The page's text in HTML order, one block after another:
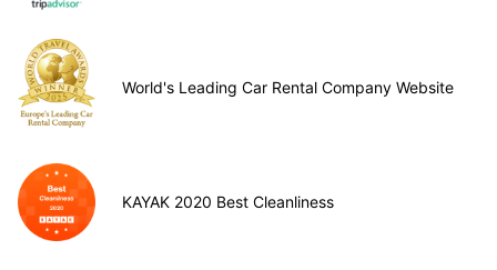
World's Leading Car Rental Company Website
KAYAK 2020 Best Cleanliness